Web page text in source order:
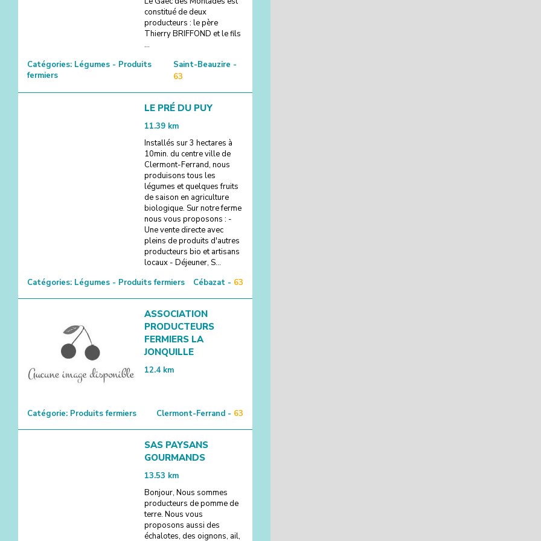
constitué de deux
producteurs : le père
Thierry BRIFFOND et le fils
...
Catégories: Légumes - Produits
fermiers
Saint-Beauzire -
63
LE PRÉ DU PUY
11.39 km
Installés sur 3 hectares à
10min. du centre ville de
Clermont-Ferrand, nous
produisons tous les
légumes et quelques fruits
de saison en agriculture
biologique. Sur notre ferme
nous vous proposons : -
Une vente directe avec
pleins de produits d'autres
producteurs bio et artisans
locaux - Déjeuner, S...
Catégories: Légumes - Produits fermiers Cébazat - 63
ASSOCIATION
PRODUCTEURS
FERMIERS LA
JONQUILLE
12.4 km
Catégorie: Produits fermiers Clermont-Ferrand - 63
SAS PAYSANS
GOURMANDS
13.53 km
Bonjour, Nous sommes
producteurs de pomme de
terre. Nous vous
proposons aussi des
échalotes, des oignons, ail,